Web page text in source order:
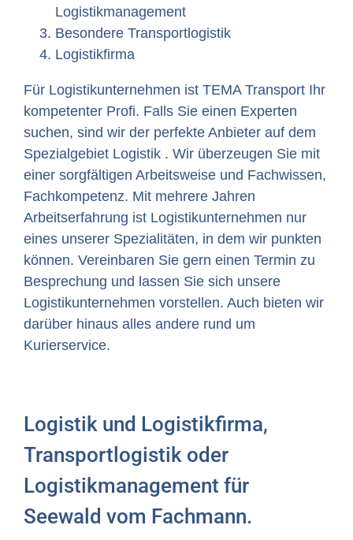
Logistikmanagement
Besondere Transportlogistik
Logistikfirma
Für Logistikunternehmen ist TEMA Transport Ihr
kompetenter Profi. Falls Sie einen Experten
suchen, sind wir der perfekte Anbieter auf dem
Spezialgebiet Logistik . Wir überzeugen Sie mit
einer sorgfältigen Arbeitsweise und Fachwissen,
Fachkompetenz. Mit mehrere Jahren
Arbeitserfahrung ist Logistikunternehmen nur
eines unserer Spezialitäten, in dem wir punkten
können. Vereinbaren Sie gern einen Termin zu
Besprechung und lassen Sie sich unsere
Logistikunternehmen vorstellen. Auch bieten wir
darüber hinaus alles andere rund um
Kurierservice.
Logistik und Logistikfirma,
Transportlogistik oder
Logistikmanagement für
Seewald vom Fachmann.